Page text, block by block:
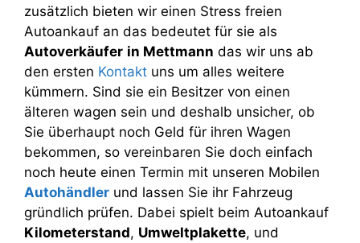
zusätzlich bieten wir einen Stress freien
Autoankauf an das bedeutet für sie als
Autoverkäufer in Mettmann das wir uns ab
den ersten Kontakt uns um alles weitere
kümmern. Sind sie ein Besitzer von einen
älteren wagen sein und deshalb unsicher, ob
Sie überhaupt noch Geld für ihren Wagen
bekommen, so vereinbaren Sie doch einfach
noch heute einen Termin mit unseren Mobilen
Autohändler und lassen Sie ihr Fahrzeug
gründlich prüfen. Dabei spielt beim Autoankauf
Kilometerstand, Umweltplakette, und